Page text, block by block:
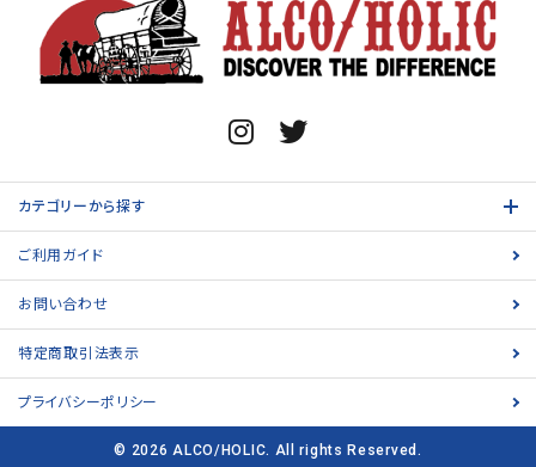
カテゴリーから探す
ご利用ガイド
お問い合わせ
特定商取引法表示
プライバシーポリシー
© 2026 ALCO/HOLIC. All rights Reserved.